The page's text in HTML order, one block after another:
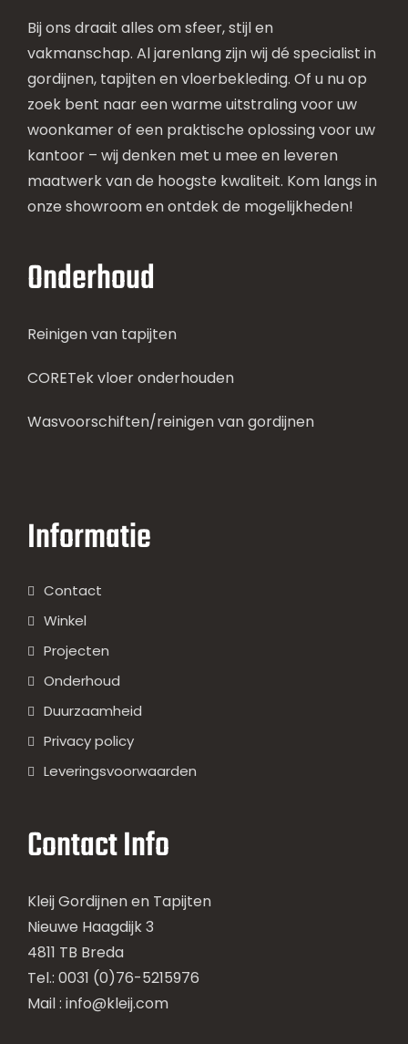
Bij ons draait alles om sfeer, stijl en
vakmanschap. Al jarenlang zijn wij dé specialist in
gordijnen, tapijten en vloerbekleding. Of u nu op
zoek bent naar een warme uitstraling voor uw
woonkamer of een praktische oplossing voor uw
kantoor – wij denken met u mee en leveren
maatwerk van de hoogste kwaliteit. Kom langs in
onze showroom en ontdek de mogelijkheden!
Onderhoud
Reinigen van tapijten
CORETek vloer onderhouden
Wasvoorschiften/reinigen van gordijnen
Informatie
Contact
Winkel
Projecten
Onderhoud
Duurzaamheid
Privacy policy
Leveringsvoorwaarden
Contact Info
Kleij Gordijnen en Tapijten
Nieuwe Haagdijk 3
4811 TB Breda
Tel.: 0031 (0)76-5215976
Mail : info@kleij.com